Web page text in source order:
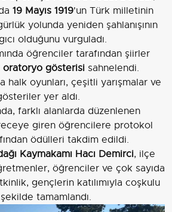
19 Mayıs 1919'un Türk milletinin
yolunda yeniden şahlanışının
olduğunu vurguladı.
öğrenciler tarafından şiirler
oratoryo gösterisisahnelendi.
halk oyunları, çeşitli yarışmalar ve
yer aldı.
farklı alanlarda düzenlenen
giren öğrencilere protokol
ödülleri takdim edildi.
Kaymakamı Hacı Demirci, ilçe
öğrenciler ve çok sayıda
gençlerin katılımıyla coşkulu
tamamlandı.